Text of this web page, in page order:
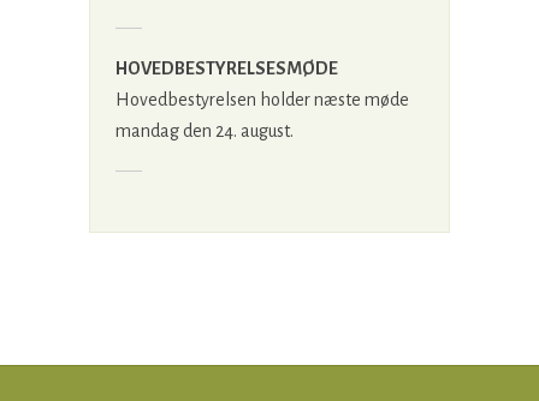
HOVEDBESTYRELSESMØDE
Hovedbestyrelsen holder næste møde
mandag den 24. august.